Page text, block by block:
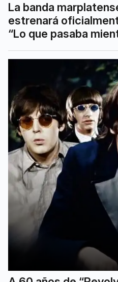
La banda
estrenará
“Lo que pasaba